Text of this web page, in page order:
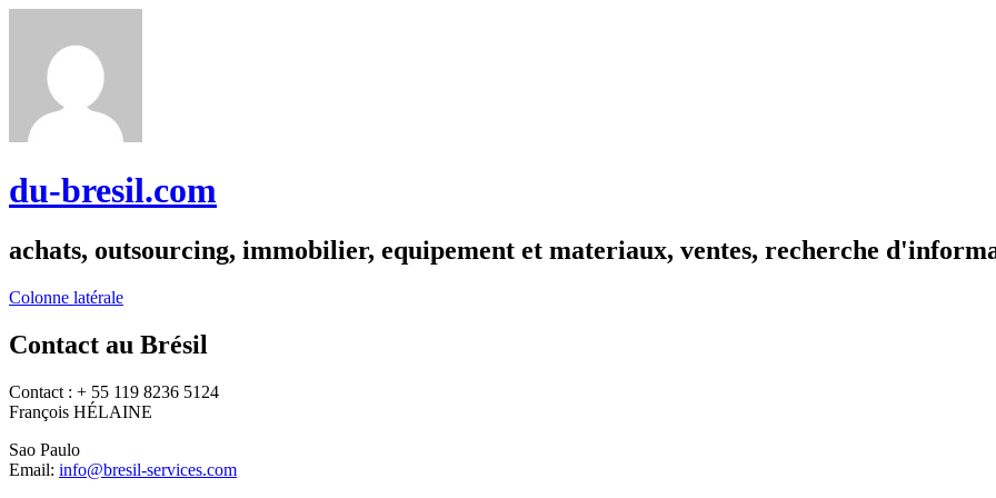
du-bresil.com
achats, outsourcing, immobilier, equipement et materiaux, ventes, recherche
Colonne latérale
Contact au Brésil
Contact : + 55 119 8236 5124
François HÉLAINE
Sao Paulo
Email: info@bresil-services.com